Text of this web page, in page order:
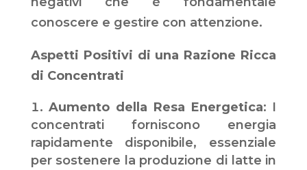
conoscere e gestire con attenzione.
Aspetti Positivi di una Razione Ricca
di Concentrati
Aumento della Resa Energetica: I
concentrati forniscono energia
rapidamente disponibile, essenziale
per sostenere la produzione di latte in